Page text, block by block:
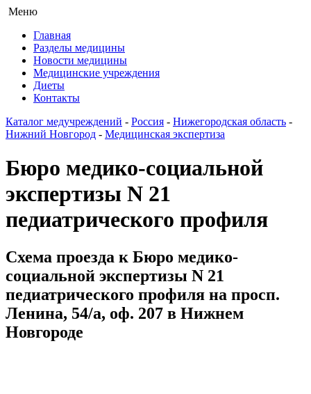
Меню
Главная
Разделы медицины
Новости медицины
Медицинские учреждения
Диеты
Контакты
Каталог медучреждений - Россия - Нижегородская область -
Нижний Новгород - Медицинская экспертиза
Бюро медико-социальной
экспертизы N 21
педиатрического профиля
Схема проезда к Бюро медико-
социальной экспертизы N 21
педиатрического профиля на просп.
Ленина, 54/а, оф. 207 в Нижнем
Новгороде